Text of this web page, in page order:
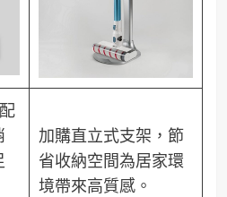
加購直立式支架，節
省收納空間為居家環
境帶來高質感。